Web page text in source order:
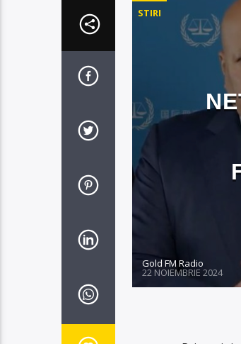
STIRI
Gold FM Radio
22 NOIEMBRIE 2024